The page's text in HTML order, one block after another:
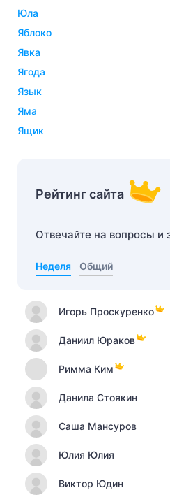
юла
яблоко
явка
ягода
язык
яма
ящик
Рейтинг сайта
Отвечайте на вопросы и
Неделя Общий
Игорь Проскуренко
Даниил Юраков
Римма Ким
Данила Стоякин
Саша Мансуров
Юлия Юлия
Виктор Юдин